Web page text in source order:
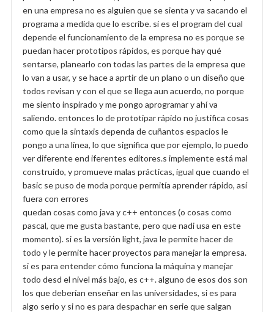
en una empresa no es alguien que se sienta y va sacando el
programa a medida que lo escribe. si es el program del cual
depende el funcionamiento de la empresa no es porque se
puedan hacer prototipos rápidos, es porque hay qué
sentarse, planearlo con todas las partes de la empresa que
lo van a usar, y se hace a aprtir de un plano o un diseño que
todos revisan y con el que se llega aun acuerdo, no porque
me siento inspirado y me pongo aprogramar y ahí va
saliendo. entonces lo de prototipar rápido no justifica cosas
como que la sintaxis dependa de cuñantos espacios le
pongo a una línea, lo que significa que por ejemplo, lo puedo
ver diferente end iferentes editores.s implemente está mal
construído, y promueve malas prácticas, igual que cuando el
basic se puso de moda porque permitía aprender rápido, así
fuera con errores
quedan cosas como java y c++ entonces (o cosas como
pascal, que me gusta bastante, pero que nadi usa en este
momento). si es la versión light, java le permite hacer de
todo y le permite hacer proyectos para manejar la empresa.
si es para entender cómo funciona la máquina y manejar
todo desd el nivel más bajo, es c++. alguno de esos dos son
los que deberían enseñar en las universidades, si es para
algo serio y si no es para despachar en serie que salgan